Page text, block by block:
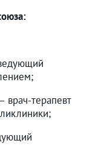
– врач-терапевт